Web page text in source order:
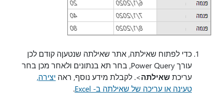
כדי לפתוח שאילתה, אתר שאילתה שנטעןה קודם לכן
עורך Power Query, בחר תא בנתונים ולאחר מכן בחר
עריכתשאילתה>. לקבלת מידע נוסף, ראה יצירה,
טעינה או עריכה של שאילתה ב- Excel
.